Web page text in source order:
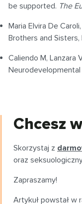
be supported. The
Maria Elvira De
Brothers and Sisters,
Caliendo M, Lanzara
Neurodevelopmental
Chcesz
Skorzystaj z
oraz
Zapraszamy!
Artykuł powstał w